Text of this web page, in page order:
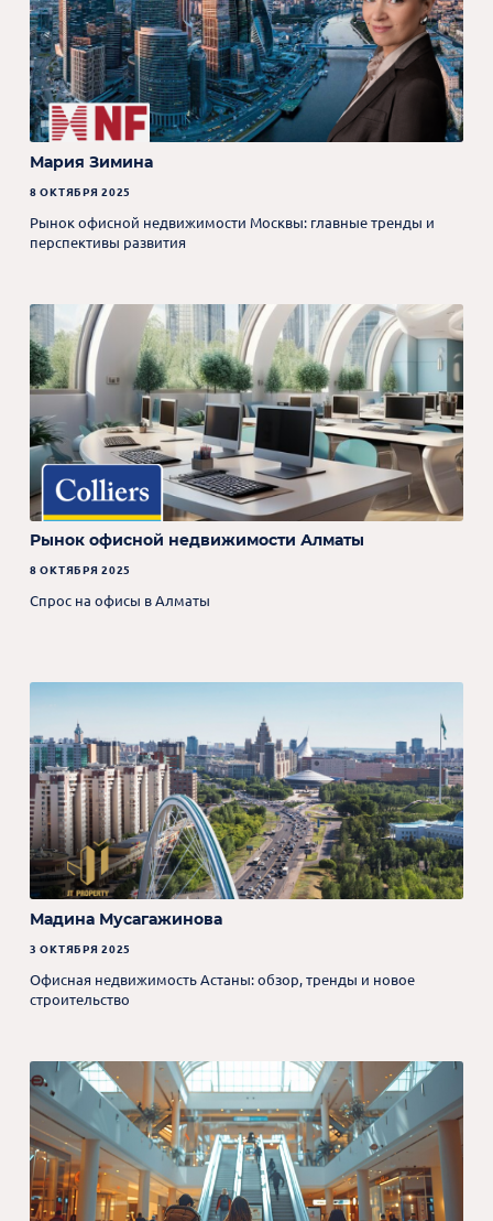
Мария Зимина
8 ОКТЯБРЯ 2025
Рынок офисной недвижимости Москвы: главные тренды и
перспективы развития
Рынок офисной недвижимости Алматы
8 ОКТЯБРЯ 2025
Спрос на офисы в Алматы
Мадина Мусагажинова
3 ОКТЯБРЯ 2025
Офисная недвижимость Астаны: обзор, тренды и новое
строительство